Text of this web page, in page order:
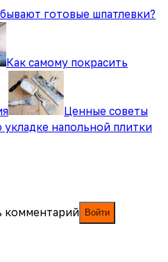
готовые шпатлевки?
Как самому покрасить
Ценные советы
напольной плитки
комментарий Войти